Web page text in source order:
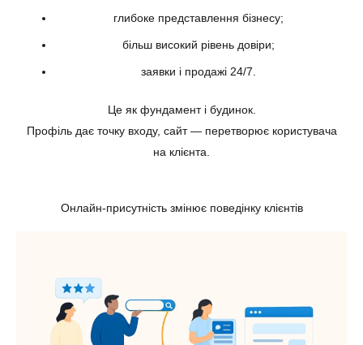
глибоке представлення бізнесу;
більш високий рівень довіри;
заявки і продажі 24/7.
Це як фундамент і будинок.
Профіль дає точку входу, сайт — перетворює користувача
на клієнта.
Онлайн-присутність змінює поведінку клієнтів